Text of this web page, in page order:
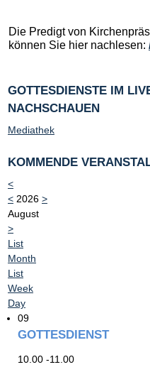
Die Predigt von
können Sie hier nachlesen:
GOTTESDIENSTE IM
NACHSCHAUEN
Mediathek
KOMMENDE
<
< 2026 >
August
>
List
Month
List
Week
Day
09
GOTTESDIENST
10.00 -11.00